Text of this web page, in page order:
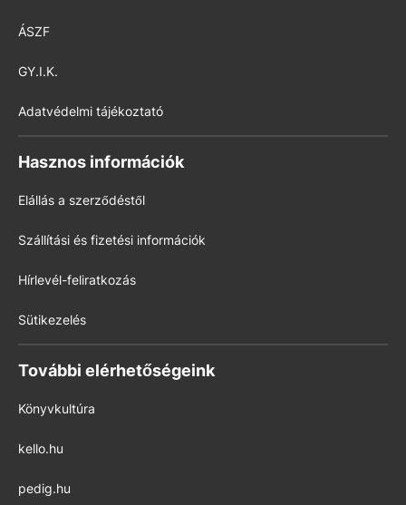
ÁSZF
GY.I.K.
Adatvédelmi tájékoztató
Hasznos információk
Elállás a szerződéstől
Szállítási és fizetési információk
Hírlevél-feliratkozás
Sütikezelés
További elérhetőségeink
Könyvkultúra
kello.hu
pedig.hu